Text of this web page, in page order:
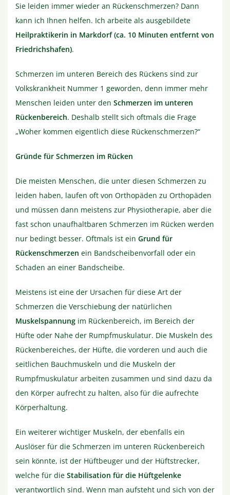
Sie leiden immer wieder an Rückenschmerzen? Dann
kann ich Ihnen helfen. Ich arbeite als ausgebildete
Heilpraktikerin in Markdorf (ca. 10 Minuten entfernt von
Friedrichshafen).
Schmerzen im unteren Bereich des Rückens sind zur
Volkskrankheit Nummer 1 geworden, denn immer mehr
Menschen leiden unter den Schmerzen im unteren
Rückenbereich. Deshalb stellt sich oftmals die Frage
„Woher kommen eigentlich diese Rückenschmerzen?“
Gründe für Schmerzen im Rücken
Die meisten Menschen, die unter diesen Schmerzen zu
leiden haben, laufen oft von Orthopäden zu Orthopäden
und müssen dann meistens zur Physiotherapie, aber die
fast schon unaufhaltbaren Schmerzen im Rücken werden
nur bedingt besser. Oftmals ist ein Grund für
Rückenschmerzen ein Bandscheibenvorfall oder ein
Schaden an einer Bandscheibe.
Meistens ist eine der Ursachen für diese Art der
Schmerzen die Verschiebung der natürlichen
Muskelspannung im Rückenbereich, im Bereich der
Hüfte oder Nahe der Rumpfmuskulatur. Die Muskeln des
Rückenbereiches, der Hüfte, die vorderen und auch die
seitlichen Bauchmuskeln und die Muskeln der
Rumpfmuskulatur arbeiten zusammen und sind dazu da
den Körper aufrecht zu halten, also für die aufrechte
Körperhaltung.
Ein weiterer wichtiger Muskeln, der ebenfalls ein
Auslöser für die Schmerzen im unteren Rückenbereich
sein könnte, ist der Hüftbeuger und der Hüftstrecker,
welche für die Stabilisation für die Hüftgelenke
verantwortlich sind. Wenn man aufsteht und sich von der